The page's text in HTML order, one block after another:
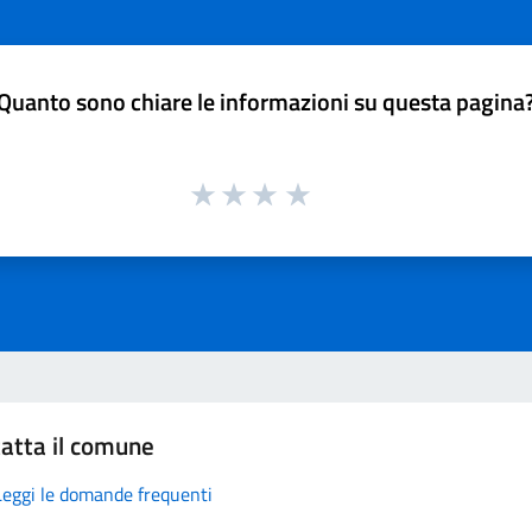
sono chiare le informazioni su questa
il comune
le domande frequenti